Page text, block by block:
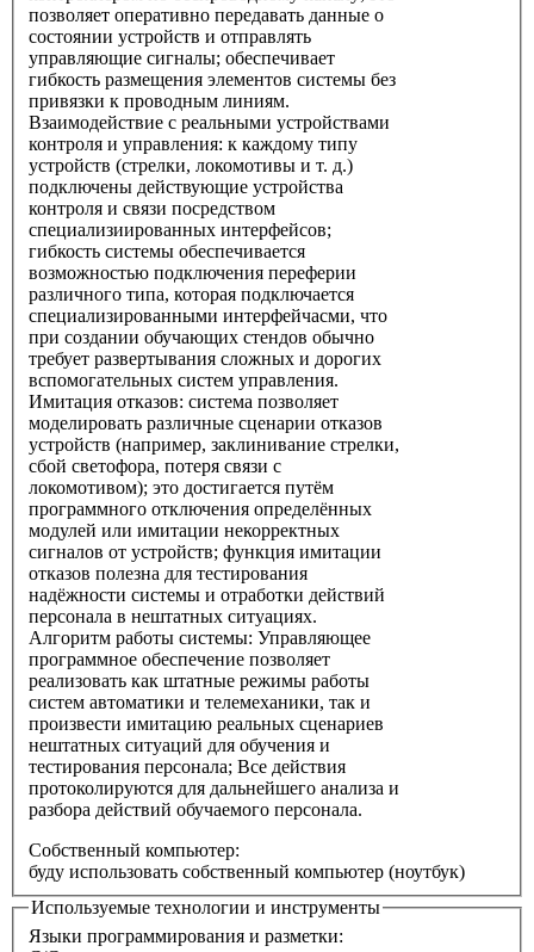
позволяет оперативно передавать данные о
состоянии устройств и отправлять
управляющие сигналы; обеспечивает
гибкость размещения элементов системы без
привязки к проводным линиям.
Взаимодействие с реальными устройствами
контроля и управления: к каждому типу
устройств (стрелки, локомотивы и т. д.)
подключены действующие устройства
контроля и связи посредством
специализиированных интерфейсов;
гибкость системы обеспечивается
возможностью подключения переферии
различного типа, которая подключается
специализированными интерфейчасми, что
при создании обучающих стендов обычно
требует развертывания сложных и дорогих
вспомогательных систем управления.
Имитация отказов: система позволяет
моделировать различные сценарии отказов
устройств (например, заклинивание стрелки,
сбой светофора, потеря связи с
локомотивом); это достигается путём
программного отключения определённых
модулей или имитации некорректных
сигналов от устройств; функция имитации
отказов полезна для тестирования
надёжности системы и отработки действий
персонала в нештатных ситуациях.
Алгоритм работы системы: Управляющее
программное обеспечение позволяет
реализовать как штатные режимы работы
систем автоматики и телемеханики, так и
произвести имитацию реальных сценариев
нештатных ситуаций для обучения и
тестирования персонала; Все действия
протоколируются для дальнейшего анализа и
разбора действий обучаемого персонала.
Собственный компьютер:
буду использовать собственный компьютер (ноутбук)
Используемые технологии и инструменты
Языки программирования и разметки: